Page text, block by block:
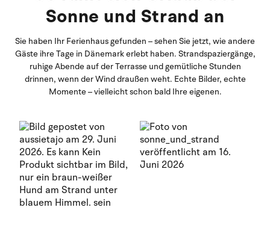
Sonne und Strand an
Sie haben Ihr Ferienhaus gefunden – sehen Sie jetzt, wie andere
Gäste ihre Tage in Dänemark erlebt haben. Strandspaziergänge,
ruhige Abende auf der Terrasse und gemütliche Stunden
drinnen, wenn der Wind draußen weht. Echte Bilder, echte
Momente – vielleicht schon bald Ihre eigenen.